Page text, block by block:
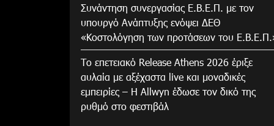
Συνάντηση συνεργασίας Ε.Β.Ε.Π. με τον
υπουργό Ανάπτυξης ενόψει ΔΕΘ
«Κοστολόγηση των προτάσεων του
Το επετειακό Release Athens 2026 έριξε
αυλαία με αξέχαστα live και μοναδικές
εμπειρίες – Η Allwyn έδωσε τον δικό της
ρυθμό στο φεστιβάλ